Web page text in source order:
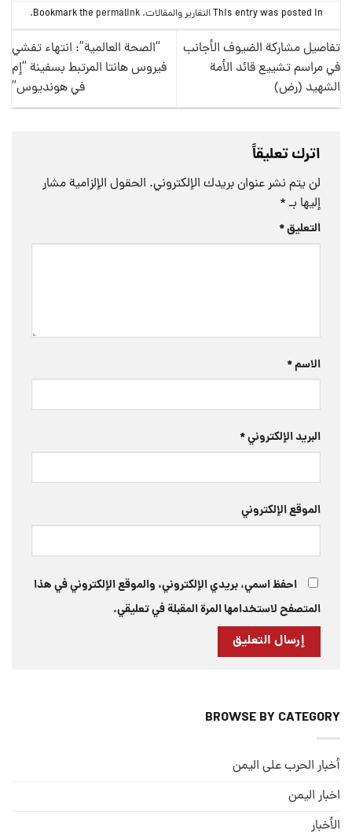
This entry was posted inالتقارير والمقالات. Bookmark the
permalink
.
تفاصيل مشاركة الضيوف الأجانب
في مراسم تشييع قائد الأمة
الشهيد (رض)
“الصحة العالمية”: انتهاء تفشي
فيروس هانتا المرتبط بسفينة “إم
في هونديوس”
اترك تعليقاً
لن يتم نشر عنوان بريدك الإلكتروني. الحقول الإلزامية مشار
إليها بـ *
التعليق*
الاسم*
البريد الإلكتروني*
الموقع الإلكتروني
احفظ اسمي، بريدي الإلكتروني، والموقع الإلكتروني في هذا
المتصفح لاستخدامها المرة المقبلة في تعليقي.
BROWSE BY CATEGORY
أخبار الحرب على اليمن
اخبار اليمن
الأخبار